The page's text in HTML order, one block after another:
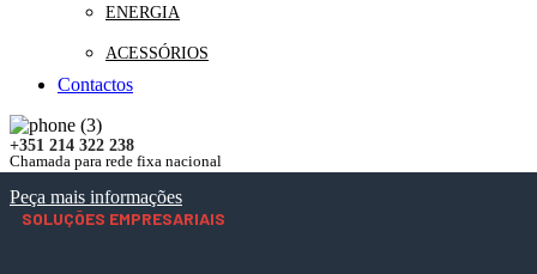
ENERGIA
ACESSÓRIOS
Contactos
+351 214 322 238
Chamada para rede fixa nacional
Peça mais informações
SOLUÇÕES EMPRESARIAIS